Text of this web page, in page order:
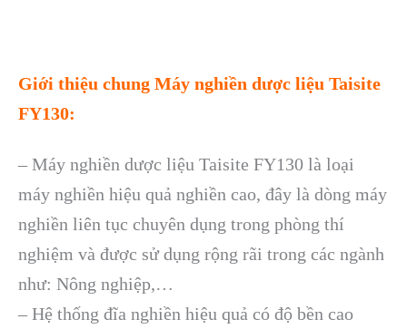
Giới thiệu chung Máy nghiền dược liệu Taisite
FY130:
– Máy nghiền dược liệu Taisite FY130 là loại
máy nghiền hiệu quả nghiền cao, đây là dòng máy
nghiền liên tục chuyên dụng trong phòng thí
nghiệm và được sử dụng rộng rãi trong các ngành
như: Nông nghiệp,…
– Hệ thống đĩa nghiền hiệu quả có độ bền cao